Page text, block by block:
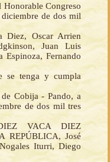
Honorable Congreso
de dos mil
Diez, Oscar Arrien
Juan Luis
Espinoza, Fernando
se tenga y cumpla
Cobija - Pando, a
de dos mil tres
VACA DIEZ
REPÚBLICA, José
Iturri, Diego